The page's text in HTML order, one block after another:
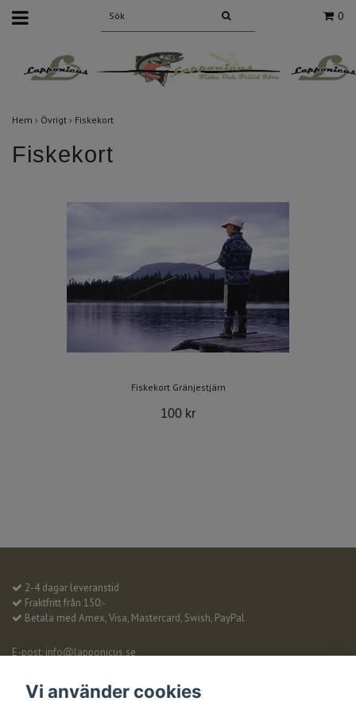
0
Hem › Övrigt › Fiskekort
Fiskekort
Fiskekort Gränjestjärn
100 kr
2-4 dagar leveranstid
Fraktfritt från 150:-
Betala med Amex, Visa, Mastercard, Swish, PayPal
E-post: info@lapponicus.se
Om oss
Köpvillkor
Vi använder cookies